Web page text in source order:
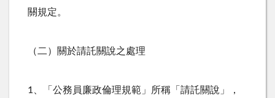
關規定。
（二）關於請託關說之處理
1、「公務員廉政倫理規範」所稱「請託關說」，